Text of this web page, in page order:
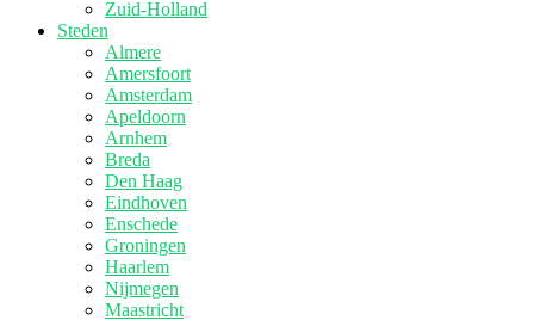
Zuid-Holland
Steden
Almere
Amersfoort
Amsterdam
Apeldoorn
Arnhem
Breda
Den Haag
Eindhoven
Enschede
Groningen
Haarlem
Nijmegen
Maastricht